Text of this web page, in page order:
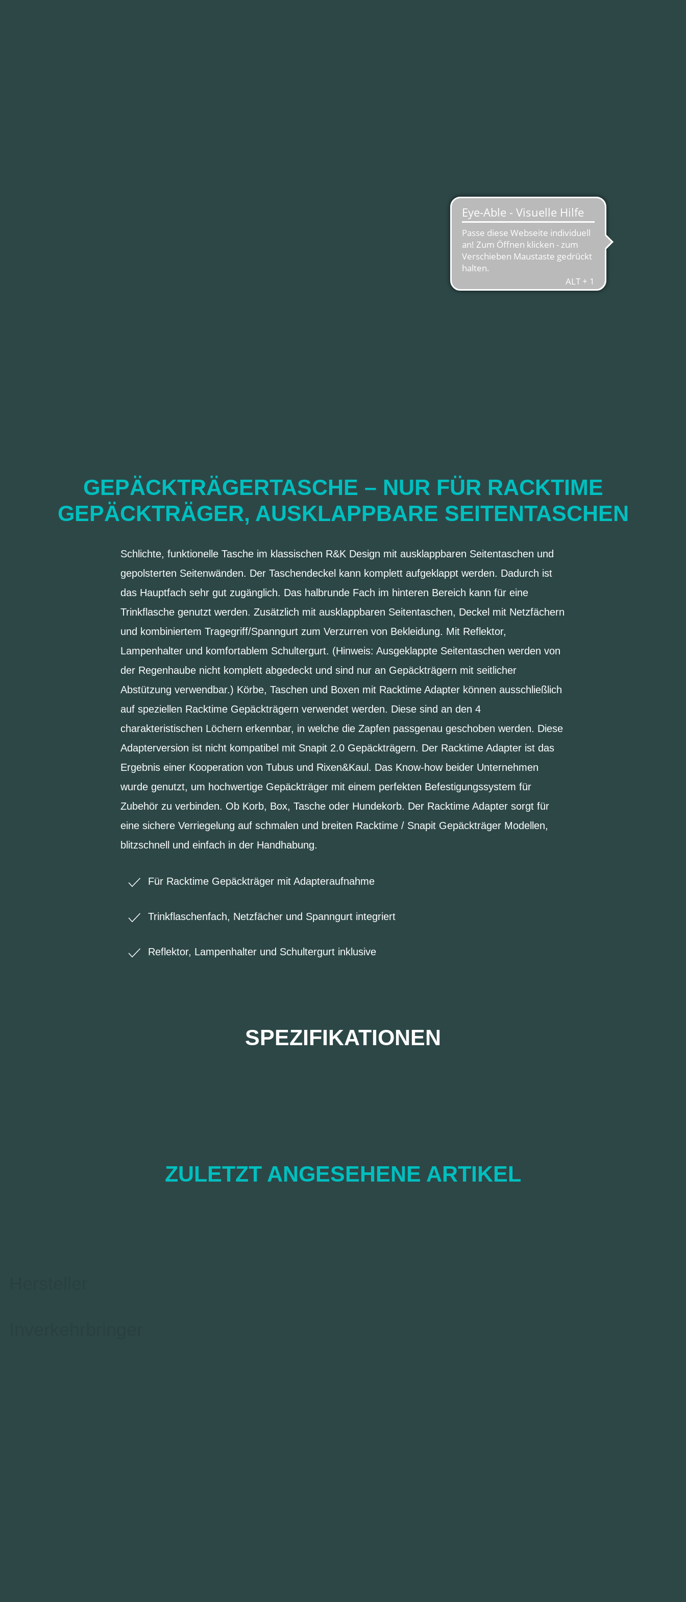
GEPÄCKTRÄGERTASCHE – NUR FÜR RACKTIME
GEPÄCKTRÄGER, AUSKLAPPBARE SEITENTASCHEN
Schlichte, funktionelle Tasche im klassischen R&K Design mit ausklappbaren Seitentaschen und
gepolsterten Seitenwänden. Der Taschendeckel kann komplett aufgeklappt werden. Dadurch ist
das Hauptfach sehr gut zugänglich. Das halbrunde Fach im hinteren Bereich kann für eine
Trinkflasche genutzt werden. Zusätzlich mit ausklappbaren Seitentaschen, Deckel mit Netzfächern
und kombiniertem Tragegriff/Spanngurt zum Verzurren von Bekleidung. Mit Reflektor,
Lampenhalter und komfortablem Schultergurt. (Hinweis: Ausgeklappte Seitentaschen werden von
der Regenhaube nicht komplett abgedeckt und sind nur an Gepäckträgern mit seitlicher
Abstützung verwendbar.) Körbe, Taschen und Boxen mit Racktime Adapter können ausschließlich
auf speziellen Racktime Gepäckträgern verwendet werden. Diese sind an den 4
charakteristischen Löchern erkennbar, in welche die Zapfen passgenau geschoben werden. Diese
Adapterversion ist nicht kompatibel mit Snapit 2.0 Gepäckträgern. Der Racktime Adapter ist das
Ergebnis einer Kooperation von Tubus und Rixen&Kaul. Das Know-how beider Unternehmen
wurde genutzt, um hochwertige Gepäckträger mit einem perfekten Befestigungssystem für
Zubehör zu verbinden. Ob Korb, Box, Tasche oder Hundekorb. Der Racktime Adapter sorgt für
eine sichere Verriegelung auf schmalen und breiten Racktime / Snapit Gepäckträger Modellen,
blitzschnell und einfach in der Handhabung.
Für Racktime Gepäckträger mit Adapteraufnahme
Trinkflaschenfach, Netzfächer und Spanngurt integriert
Reflektor, Lampenhalter und Schultergurt inklusive
SPEZIFIKATIONEN
ZULETZT ANGESEHENE ARTIKEL